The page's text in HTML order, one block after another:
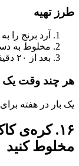
طرز تهیه
آرد برنج
مخلوط به
بعد از ۲۰ دقیقه صورت و گردنتان را بشویید.
هر چند وقت یک
یک بار در هفته
۱۶. کره‌ی
مخلوط کنید